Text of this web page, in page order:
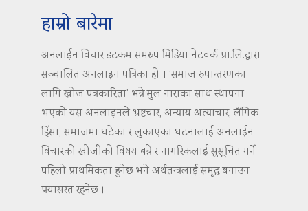
हाम्रो बारेमा
अनलाईन विचार डटकम समरुप मिडिया नेटवर्क प्रा.लि.द्वारा
सञ्चालित अनलाइन पत्रिका हो । ‘समाज रुपान्तरणका
लागि खोज पत्रकारिता’ भन्ने मुल नाराका साथ स्थापना
भएको यस अनलाइनले भ्रष्टचार, अन्याय अत्याचार, लैंगिक
हिंसा, समाजमा घटेका र लुकाएका घटनालाई अनलाईन
विचारको खोजीको विषय बन्ने र नागरिकलाई सुसूचित गर्ने
पहिलो प्राथमिकता हुनेछ भने अर्थतन्त्रलाई समृद्ध बनाउन
प्रयासरत रहनेछ ।